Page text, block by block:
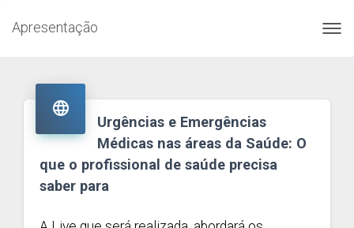
Apresentação

Urgências e Emergências
Médicas nas áreas da Saúde: O
que o profissional de saúde precisa
saber para